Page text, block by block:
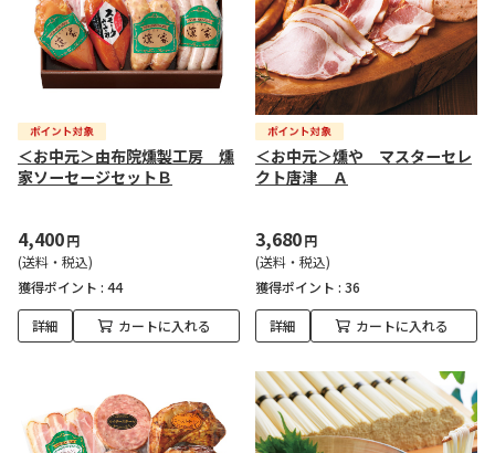
＜お中元＞由布院燻製工房 燻
家ソーセージセットＢ
4,400円
(送料・税込)
獲得ポイント : 44
詳細 カートに入れる
＜お中元＞燻や マスターセレ
クト唐津 Ａ
3,680円
(送料・税込)
獲得ポイント : 36
詳細 カートに入れる